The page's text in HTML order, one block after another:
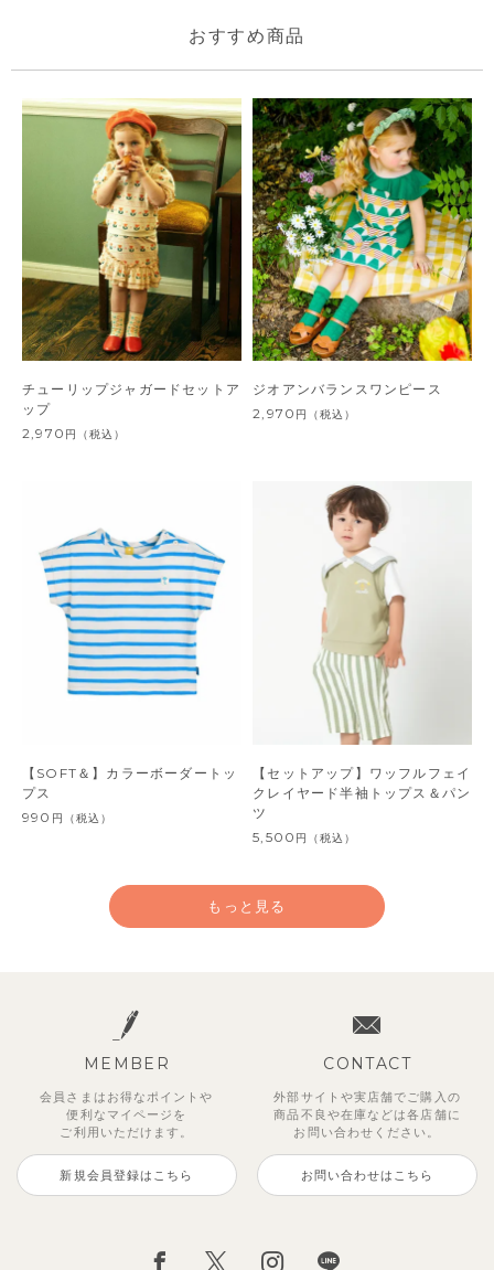
おすすめ商品
チューリップジャガードセットア
ップ
2,970 円 （税込）
ジオアンバランスワンピース
2,970 円 （税込）
【SOFT＆】カラーボーダートッ
プス
990 円 （税込）
【セットアップ】ワッフルフェイ
クレイヤード半袖トップス＆パン
ツ
5,500 円 （税込）
990円 （税込）
3,850
（税込）
もっと見る
MEMBER
会員さまはお得なポイントや
便利な マイページを
ご利用いただけます。
新規会員登録はこちら
CONTACT
外部サイトや実店舗でご購入の
商品不良や在庫などは各店舗に
お問い合わせください。
お問い合わせはこちら